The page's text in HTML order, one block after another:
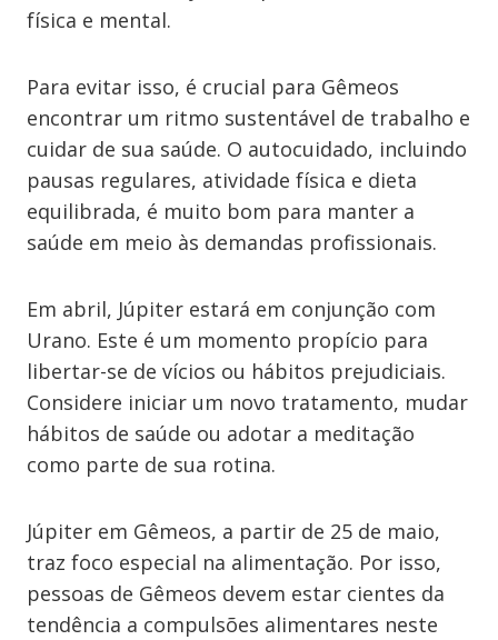
física e mental.
Para evitar isso, é crucial para Gêmeos
encontrar um ritmo sustentável de trabalho e
cuidar de sua saúde. O autocuidado, incluindo
pausas regulares, atividade física e dieta
equilibrada, é muito bom para manter a
saúde em meio às demandas profissionais.
Em abril, Júpiter estará em conjunção com
Urano. Este é um momento propício para
libertar-se de vícios ou hábitos prejudiciais.
Considere iniciar um novo tratamento, mudar
hábitos de saúde ou adotar a meditação
como parte de sua rotina.
Júpiter em Gêmeos, a partir de 25 de maio,
traz foco especial na alimentação. Por isso,
pessoas de Gêmeos devem estar cientes da
tendência a compulsões alimentares neste